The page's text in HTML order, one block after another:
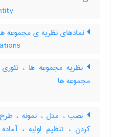
نمادهای نظریه ی مجموعه
نظریه مجموعه ها ،
مجموعه ها
نصب ، مدل ، نمونه ،
کردن ، تنظیم اولیه ،